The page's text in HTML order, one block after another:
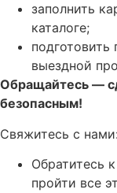
заполнить
каталоге;
подготовить
выездной
Обращайтесь —
безопасным!
Свяжитесь с нами:
Обратитесь
пройти все